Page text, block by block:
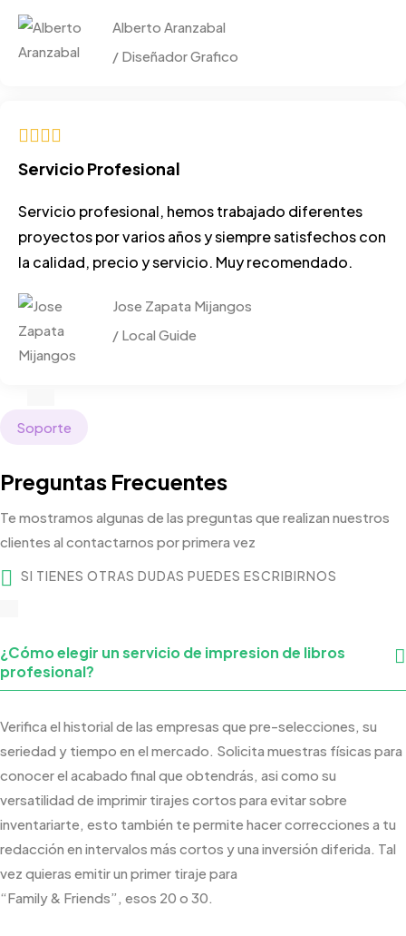
Alberto Aranzabal
/ Diseñador Grafico
Servicio Profesional
Servicio profesional, hemos trabajado diferentes
proyectos por varios años y siempre satisfechos con
la calidad, precio y servicio. Muy recomendado.
Jose Zapata Mijangos
/ Local Guide
Soporte
Preguntas Frecuentes
Te mostramos algunas de las preguntas que realizan nuestros
clientes al contactarnos por primera vez
SI TIENES OTRAS DUDAS PUEDES ESCRIBIRNOS
¿Cómo elegir un servicio de impresion de libros
profesional?
Verifica el historial de las empresas que pre-selecciones, su
seriedad y tiempo en el mercado. Solicita muestras físicas para
conocer el acabado final que obtendrás, asi como su
versatilidad de imprimir tirajes cortos para evitar sobre
inventariarte, esto también te permite hacer correcciones a tu
redacción en intervalos más cortos y una inversión diferida. Tal
vez quieras emitir un primer tiraje para
“Family& Friends” , esos 20 o 30.